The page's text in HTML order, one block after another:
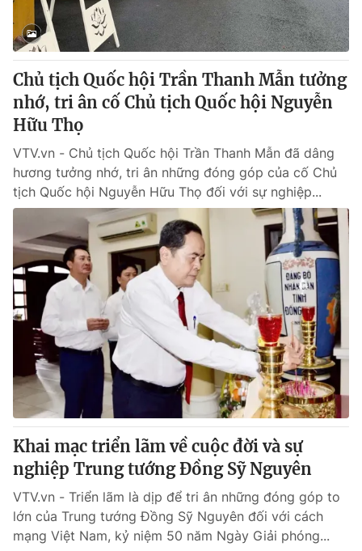
Chủ tịch Quốc hội Trần Thanh Mẫn tưởng
nhớ, tri ân cố Chủ tịch Quốc hội Nguyễn
Hữu Thọ
VTV.vn - Chủ tịch Quốc hội Trần Thanh Mẫn đã dâng
hương tưởng nhớ, tri ân những đóng góp của cố Chủ
tịch Quốc hội Nguyễn Hữu Thọ đối với sự nghiệp...
Khai mạc triển lãm về cuộc đời và sự
nghiệp Trung tướng Đồng Sỹ Nguyên
VTV.vn - Triển lãm là dịp để tri ân những đóng góp to
lớn của Trung tướng Đồng Sỹ Nguyên đối với cách
mạng Việt Nam, kỷ niệm 50 năm Ngày Giải phóng...